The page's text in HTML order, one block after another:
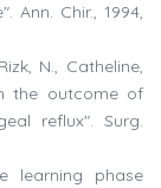
Ann. Chir., 1994,
N., Catheline,
the outcome of
reflux". Surg.
learning phase